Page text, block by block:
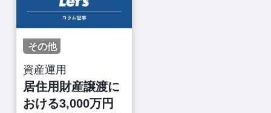
その他
資産運用
居住用財産譲渡に
おける3,000万円